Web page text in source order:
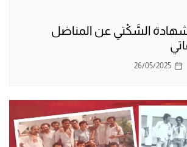
السَّكْتي عن المناضل
26/05/2025